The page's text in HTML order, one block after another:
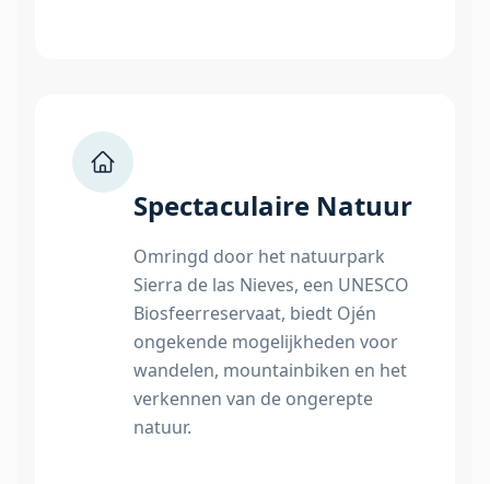
Spectaculaire Natuur
Omringd door het natuurpark
Sierra de las Nieves, een UNESCO
Biosfeerreservaat, biedt Ojén
ongekende mogelijkheden voor
wandelen, mountainbiken en het
verkennen van de ongerepte
natuur.